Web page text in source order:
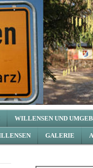
WILLENSEN UND
GALERIE